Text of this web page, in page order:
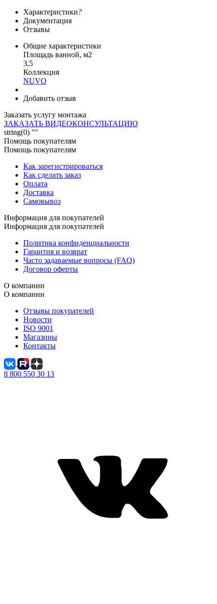
Характеристики?
Документация
Отзывы
Общие характеристики
Площадь ванной, м2
3,5
Коллекция
NUVO
Добавить отзыв
Заказать услугу монтажа
ЗАКАЗАТЬ ВИДЕОКОНСУЛЬТАЦИЮ
string(0) ""
Помощь покупателям
Помощь покупателям
Как зарегистрироваться
Как сделать заказ
Оплата
Доставка
Самовывоз
Информация для покупателей
Информация для покупателей
Политика конфиденциальности
Гарантия и возврат
Часто задаваемые вопросы (FAQ)
Договор оферты
О компании
О компании
Отзывы покупателей
Новости
ISO 9001
Магазины
Контакты
8 800 550 30 13